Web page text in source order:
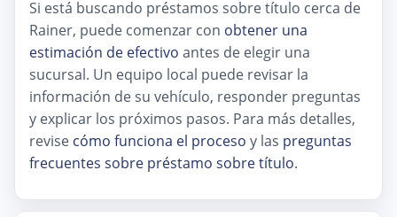
Si está buscando préstamos sobre título cerca de
Rainer, puede comenzar con obtener una
estimación de efectivo antes de elegir una
sucursal. Un equipo local puede revisar la
información de su vehículo, responder preguntas
y explicar los próximos pasos. Para más detalles,
revise cómo funciona el proceso y las preguntas
frecuentes sobre préstamo sobre título.